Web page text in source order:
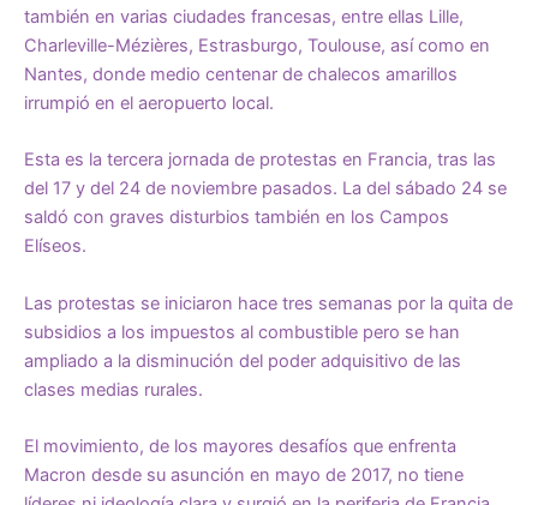
también en varias ciudades francesas, entre ellas Lille,
Charleville-Mézières, Estrasburgo, Toulouse, así como en
Nantes, donde medio centenar de chalecos amarillos
irrumpió en el aeropuerto local.
Esta es la tercera jornada de protestas en Francia, tras las
del 17 y del 24 de noviembre pasados. La del sábado 24 se
saldó con graves disturbios también en los Campos
Elíseos.
Las protestas se iniciaron hace tres semanas por la quita de
subsidios a los impuestos al combustible pero se han
ampliado a la disminución del poder adquisitivo de las
clases medias rurales.
El movimiento, de los mayores desafíos que enfrenta
Macron desde su asunción en mayo de 2017, no tiene